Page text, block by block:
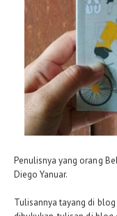
Penulisnya yang orang
Diego Yanuar.
Tulisannya tayang di